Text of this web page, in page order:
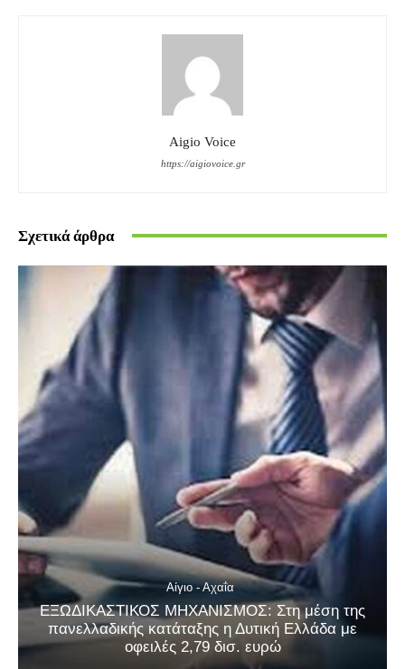
Aigio Voice
https://aigiovoice.gr
Σχετικά άρθρα
Αίγιο - Αχαΐα
ΕΞΩΔΙΚΑΣΤΙΚΟΣ ΜΗΧΑΝΙΣΜΟΣ: Στη μέση της
πανελλαδικής κατάταξης η Δυτική Ελλάδα με
οφειλές 2,79 δισ. ευρώ